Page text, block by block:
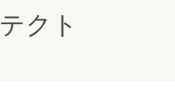
クト